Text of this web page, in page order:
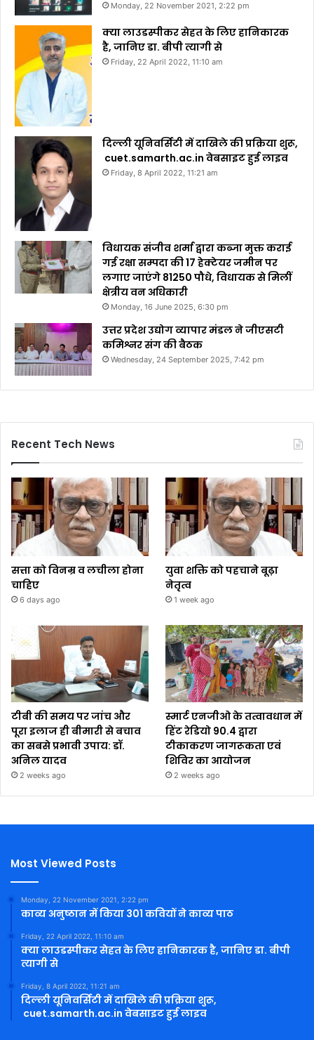
Monday, 22 November 2021, 2:22 pm
क्या लाउडस्पीकर सेहत के लिए हानिकारक
है, जानिए डा. बीपी त्यागी से
Friday, 22 April 2022, 11:10 am
दिल्ली यूनिवर्सिटी में दाखिले की प्रक्रिया शुरू,
cuet.samarth.ac.in वेबसाइट हुई लाइव
Friday, 8 April 2022, 11:21 am
विधायक संजीव शर्मा द्वारा कब्जा मुक्त कराई
गई रक्षा सम्पदा की 17 हेक्टेयर जमीन पर
लगाए जाएंगे 81250 पौधे, विधायक से मिलीं
क्षेत्रीय वन अधिकारी
Monday, 16 June 2025, 6:30 pm
उत्तर प्रदेश उद्योग व्यापार मंडल ने जीएसटी
कमिश्नर संग की बैठक
Wednesday, 24 September 2025, 7:42 pm
Recent Tech News
सत्ता को विनम्र व लचीला होना
चाहिए
6 days ago
युवा शक्ति को पहचाने बूढ़ा
नेतृत्व
1 week ago
टीबी की समय पर जांच और
पूरा इलाज ही बीमारी से बचाव
का सबसे प्रभावी उपाय: डॉ.
अनिल यादव
2 weeks ago
स्मार्ट एनजीओ के तत्वावधान में
हिंट रेडियो 90.4 द्वारा
टीकाकरण जागरूकता एवं
शिविर का आयोजन
2 weeks ago
Most Viewed Posts
Monday, 22 November 2021, 2:22 pm
काव्य अनुष्ठान में किया 301 कवियों ने काव्य पाठ
Friday, 22 April 2022, 11:10 am
क्या लाउडस्पीकर सेहत के लिए हानिकारक है, जानिए डा. बीपी
त्यागी से
Friday, 8 April 2022, 11:21 am
दिल्ली यूनिवर्सिटी में दाखिले की प्रक्रिया शुरू,
cuet.samarth.ac.in वेबसाइट हुई लाइव